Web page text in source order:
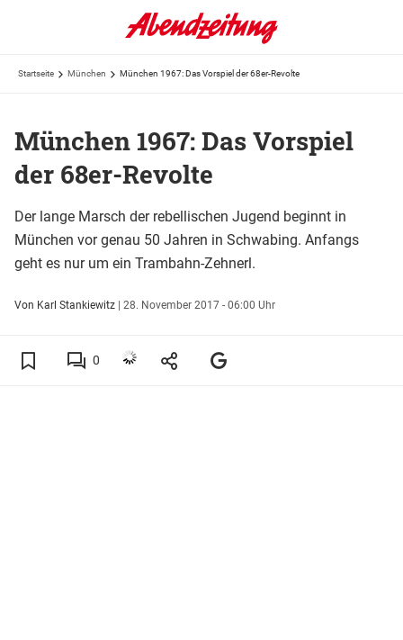
Startseite München München 1967: Das Vorspiel der 68er-Revolte
München 1967: Das Vorspiel
der 68er-Revolte
Der lange Marsch der rebellischen Jugend beginnt in
München vor genau 50 Jahren in Schwabing. Anfangs
geht es nur um ein Trambahn-Zehnerl.
Von Karl Stankiewitz | 28. November 2017 - 06:00 Uhr
0